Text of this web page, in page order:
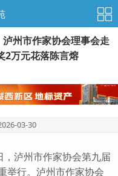
州市作家协会理事会走
2万元花落陈言熔
03-30
泸州市作家协会第九届
举行。泸州市作家协会